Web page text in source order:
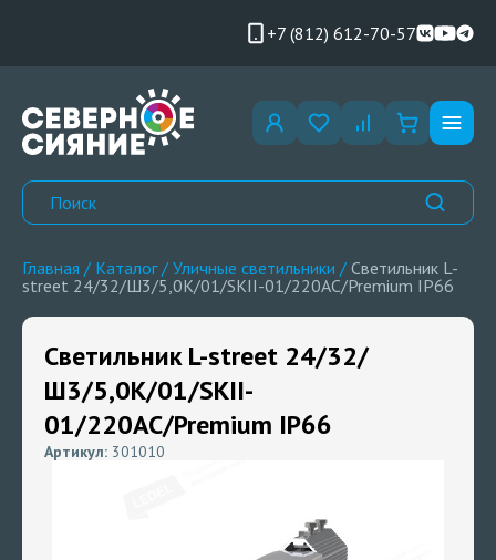
+7 (812) 612-70-57
Главная / Каталог/ Уличные светильники / Светильник L-
street 24/32/Ш3/5,0K/01/SKII-01/220AC/Premium IP66
Светильник L-street 24/32/
Ш3/5,0K/01/SKII-
01/220AC/Premium IP66
Артикул: 301010